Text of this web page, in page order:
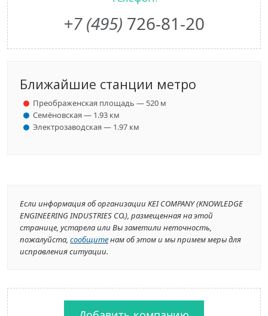
+7 (495) 726-81-20
Ближайшие станции метро
Преображенская площадь — 520 м
Семёновская — 1.93 км
Электрозаводская — 1.97 км
Если информация об организации KEI COMPANY (KNOWLEDGE
ENGINEERING INDUSTRIES CO.), размещенная на этой
странице, устарела или Вы заметили неточность,
пожалуйста, сообщитенам об этом и мы примем меры для
исправления ситуации.